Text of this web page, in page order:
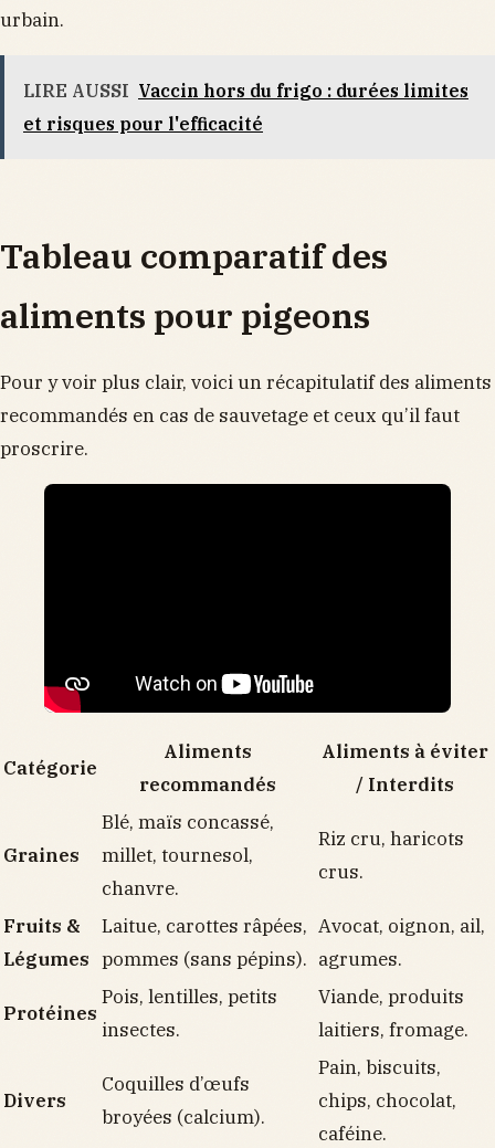
urbain.
LIRE AUSSI Vaccin hors du frigo : durées limites
et risques pour l'efficacité
Tableau comparatif des
aliments pour pigeons
Pour y voir plus clair, voici un récapitulatif des aliments
recommandés en cas de sauvetage et ceux qu’il faut
proscrire.
Catégorie
Aliments
recommandés
Aliments à éviter
/ Interdits
Graines
Blé, maïs concassé,
millet, tournesol,
chanvre.
Riz cru, haricots
crus.
Fruits &
Légumes
Laitue, carottes râpées,
pommes (sans pépins).
Avocat, oignon, ail,
agrumes.
Protéines
Pois, lentilles, petits
insectes.
Viande, produits
laitiers, fromage.
Divers
Coquilles d’œufs
broyées (calcium).
Pain, biscuits,
chips, chocolat,
caféine.